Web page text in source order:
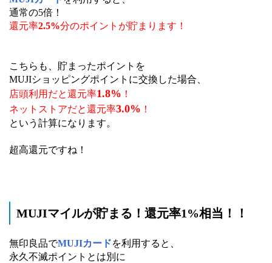
通常の5倍！
還元率2.5%分のポイントが貯まります！
こちらも、貯まったポイントを
MUJIショッピングポイントに交換した場合、
店頭利用だと還元率1.8% ！
ネットストアだと還元率3.0% ！
という計算になります。
超高還元ですね！
MUJIマイルが貯まる！還元率1%相当！！
無印良品でMUJIカードを利用すると、
永久不滅ポイントとは別に